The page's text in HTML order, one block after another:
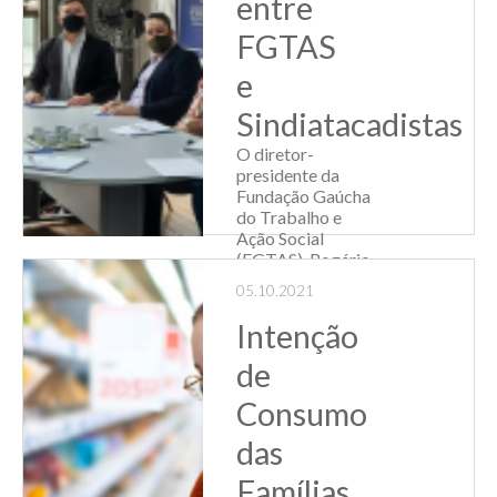
ONG’s gaúchas. A
Frily, marca de
alimentos para
pets da Fröh...
Leia Mais
FGTAS
e
Sindiatacadistas
O diretor-
presidente da
Fundação Gaúcha
do Trabalho e
Ação Social
(FGTAS), Rogério
Grade, recebeu
uma comitiva do
Sindiatacadistas
para discutir uma
parceria de
fomento à
intermediação de
mão de obra,...
Leia Mais
05.10.2021
Intenção
de
Consumo
das